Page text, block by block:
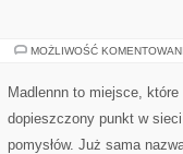
MOŻLIWOŚĆ
Madlennn to miejsce,
dopieszczony punkt w
pomysłów. Już sama